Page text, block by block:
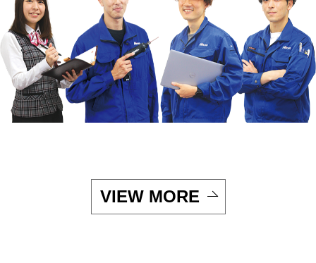
VIEW MORE